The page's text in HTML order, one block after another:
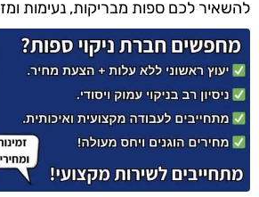
להשאיר לכם ספות מבריקות, נעימות
את מראה הבית או המשרד.